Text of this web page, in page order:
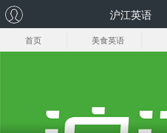
沪江英语
首页 美食英语